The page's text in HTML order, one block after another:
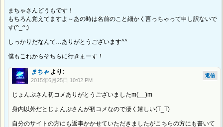
まちゃさんどうもです！
もちろん覚えてますよ～あの時は名前のこと細かく言っちゃって申し訳ないで
す(^_^;)
しっかりだなんて…ありがとうございます^^
僕もこれからそちらに行きまーす！
まちゃ より:
2015年6月25日 10:02 PM
じょんぷさん初コメありがとうございましたm(__)m
身内以外だとじょんぷさんが初コメなので凄く嬉しい(T_T)
自分のサイトの方にも返事かかせていただきましたがこちらの方にも書いて
返信